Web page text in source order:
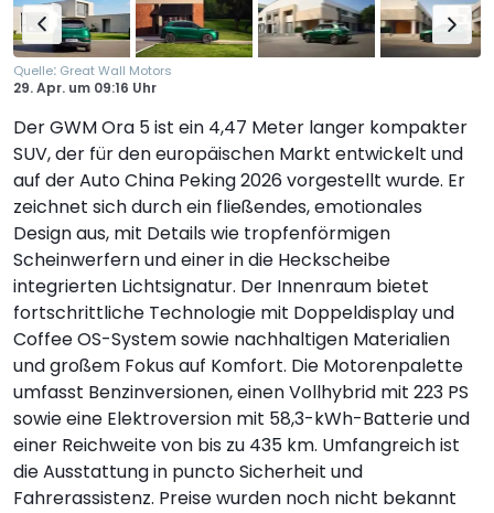
Quelle: Great Wall Motors
29. Apr. um 09:16 Uhr
Der GWM Ora 5 ist ein 4,47 Meter langer kompakter
SUV, der für den europäischen Markt entwickelt und
auf der Auto China Peking 2026 vorgestellt wurde. Er
zeichnet sich durch ein fließendes, emotionales
Design aus, mit Details wie tropfenförmigen
Scheinwerfern und einer in die Heckscheibe
integrierten Lichtsignatur. Der Innenraum bietet
fortschrittliche Technologie mit Doppeldisplay und
Coffee OS-System sowie nachhaltigen Materialien
und großem Fokus auf Komfort. Die Motorenpalette
umfasst Benzinversionen, einen Vollhybrid mit 223 PS
sowie eine Elektroversion mit 58,3-kWh-Batterie und
einer Reichweite von bis zu 435 km. Umfangreich ist
die Ausstattung in puncto Sicherheit und
Fahrerassistenz. Preise wurden noch nicht bekannt